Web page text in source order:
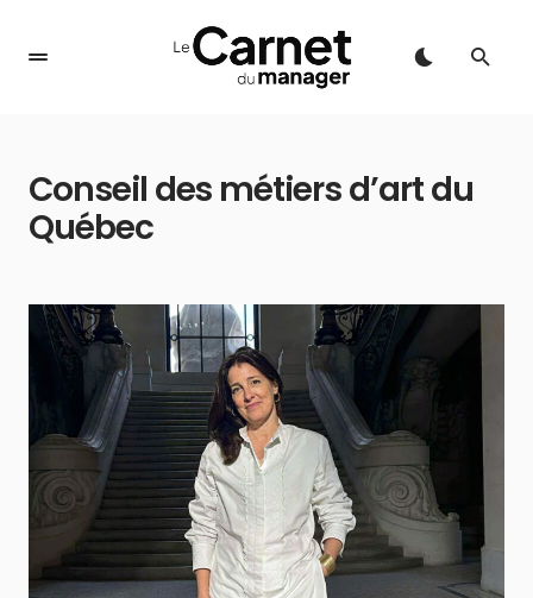
Conseil des métiers d’art du
Québec